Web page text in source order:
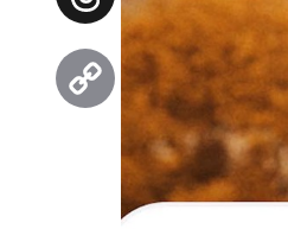
Threads
Copy
Link